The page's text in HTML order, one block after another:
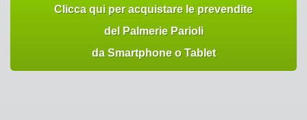
Clicca qui per acquistare le prevendite
del Palmerie Parioli
da Smartphone o Tablet